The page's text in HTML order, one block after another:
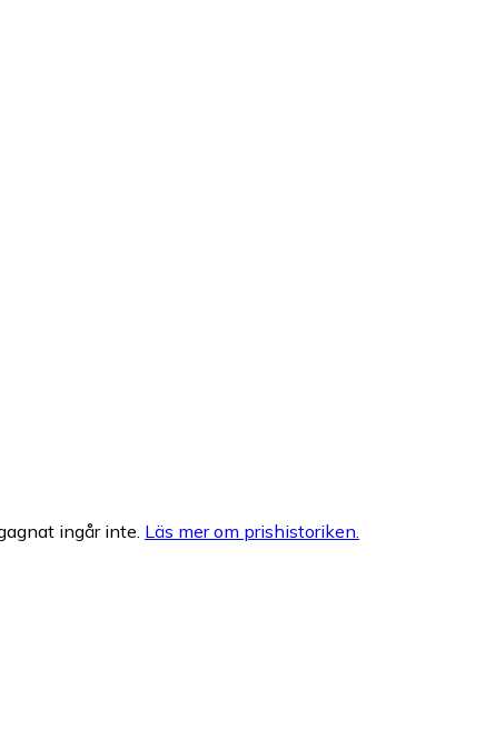
ingår inte. Läs mer om prishistoriken.